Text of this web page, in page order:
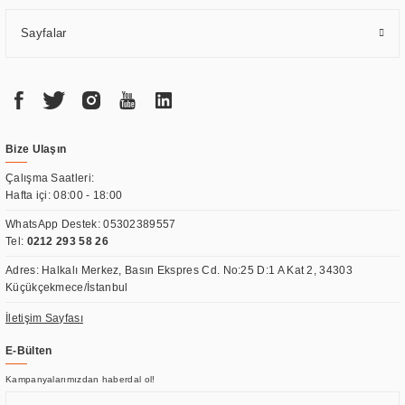
Sayfalar
Bize Ulaşın
Çalışma Saatleri:
Hafta içi: 08:00 - 18:00
WhatsApp Destek:05302389557
Tel: 0212 293 58 26
Adres: Halkalı Merkez, Basın Ekspres Cd. No:25 D:1 A Kat 2, 34303
Küçükçekmece/İstanbul
İletişim Sayfası
E-Bülten
Kampanyalarımızdan haberdal ol!